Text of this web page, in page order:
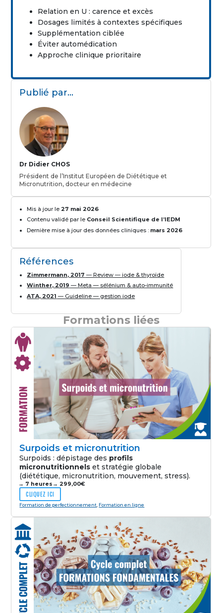
Relation en U : carence et excès
Dosages limités à contextes spécifiques
Supplémentation ciblée
Éviter automédication
Approche clinique prioritaire
Publié par…
Dr Didier CHOS
Président de l’Institut Européen de Diététique et
Micronutrition, docteur en médecine
Mis à jour le 27 mai 2026
Contenu validé par le Conseil Scientifique de l’IEDM
Dernière mise à jour des données cliniques : mars 2026
Références
Zimmermann, 2017 — Review — iode & thyroïde
Winther, 2019 — Meta — sélénium & auto-immunité
ATA, 2021 — Guideline — gestion iode
Formations liées
Surpoids et micronutrition
Surpoids : dépistage des profils
micronutritionnels et stratégie globale
(diététique, micronutrition, mouvement, stress).
→ 7 heures → 299,00€
CLIQUEZ ICI
Formation de perfectionnement, Formation en ligne